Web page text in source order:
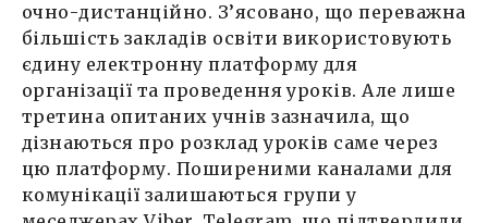
очно-дистанційно. З’ясовано, що переважна
більшість закладів освіти використовують
єдину електронну платформу для
організації та проведення уроків. Але лише
третина опитаних учнів зазначила, що
дізнаються про розклад уроків саме через
цю платформу. Поширеними каналами для
комунікації залишаються групи у